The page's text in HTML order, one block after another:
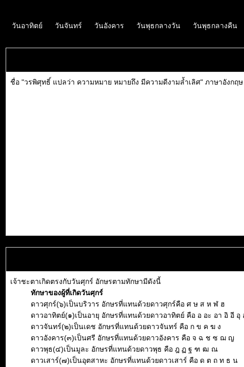
วันอาทิตย์ วันจันทร์ วันอังคาร วันพุธกลางวัน วันพุธกลางคืน
ชื่อ "วรพิศุทธิ์ แปลว่า ความหมาย หมายถึง มีความดีงามล้ำเลิศ" ภาษาอังกฤ
เจ้าชะตาเกิดตรงกับวันศุกร์ อักษรตามทักษามีดังนี้
ทักษาของผู้ที่เกิดวันศุกร์
ดาวศุกร์(๖)เป็นบริวาร อักษรที่แทนด้วยดาวศุกร์คือ ศ ษ ส ห ฬ ฮ
ดาวอาทิตย์(๑)เป็นอายุ อักษรที่แทนด้วยดาวอาทิตย์ คือ อ อะ อา อิ อี อุ
ดาวจันทร์(๒)เป็นเดช อักษรที่แทนด้วยดาวจันทร์ คือ ก ข ค ฆ ง
ดาวอังคาร(๓)เป็นศรี อักษรที่แทนด้วยดาวอังคาร คือ จ ฉ ช ซ ฌ ญ
ดาวพุธ(๔)เป็นมูละ อักษรที่แทนด้วยดาวพุธ คือ ฎ ฏ ฐ ฑ ฒ ณ
ดาวเสาร์(๗)เป็นอุตสาหะ อักษรที่แทนด้วยดาวเสาร์ คือ ด ต ถ ท ธ น